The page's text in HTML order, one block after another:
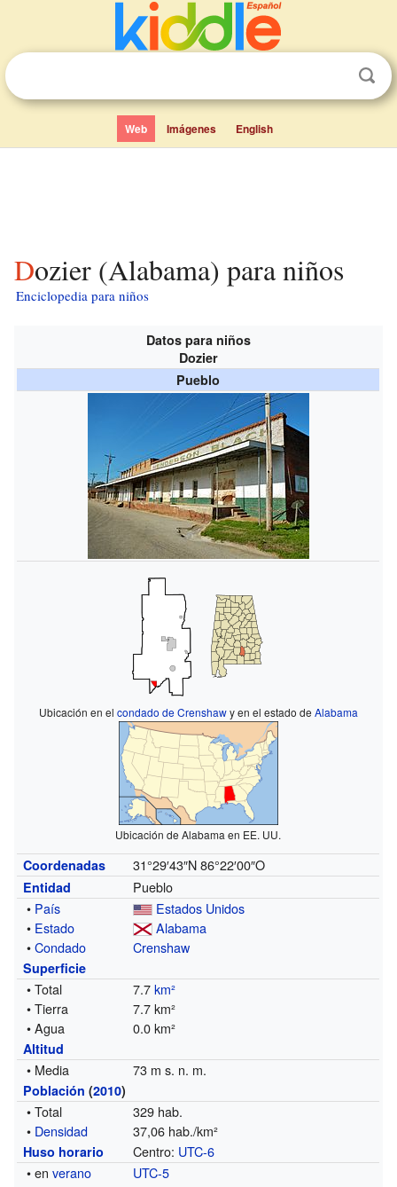
Web Imágenes English
Dozier (Alabama) para niños
Enciclopedia para niños
Datos para niños
Dozier
Pueblo
Ubicación en el condado de Crenshawy en el estado de Alabama
Ubicación de Alabama en EE. UU.
Coordenadas 31°29′43″N 86°22′00″O
Entidad
Pueblo
• País
Estados Unidos
• Estado
Alabama
•Condado Crenshaw
Superficie
• Total 7.7km²
• Tierra
7.7 km²
• Agua
0.0 km²
Altitud
• Media 73 m s. n. m.
Población (2010)
• Total
329 hab.
• Densidad 37,06 hab./km²
Huso horario Centro: UTC-6
• enverano UTC-5